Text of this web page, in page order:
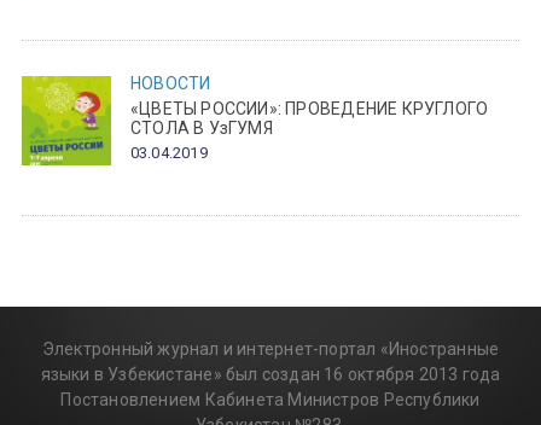
НОВОСТИ
«ЦВЕТЫ РОССИИ»: ПРОВЕДЕНИЕ КРУГЛОГО
СТОЛА В УзГУМЯ
03.04.2019
Электронный журнал и интернет-портал «Иностранные
языки в Узбекистане» был создан 16 октября 2013 года
Постановлением Кабинета Министров Республики